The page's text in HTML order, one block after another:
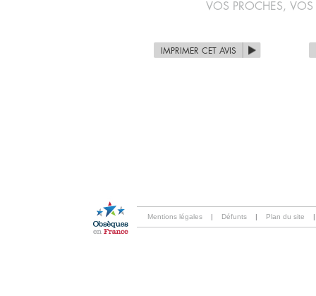
VOS PROCHES,
IMPRIMER CET AVIS
Mentions légales | Défunts | Plan du site |